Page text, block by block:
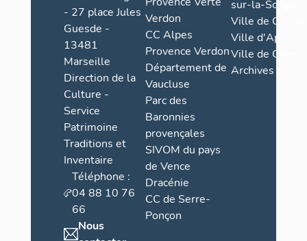
- 27 place Jules
Guesde -
13481
Marseille
Direction de la
Culture -
Service
Patrimoine
Traditions et
Inventaire
Téléphone :
04 88 10 76
66
Nous
Verdon
CC Alpes
Provence Verdon
Département de
Vaucluse
Parc des
Baronnies
provençales
SIVOM du pays
de Vence
Dracénie
CC de Serre-
Ponçon
sur-la-Sorgue
Ville de Grasse
Ville d'Apt
Ville de
Archives